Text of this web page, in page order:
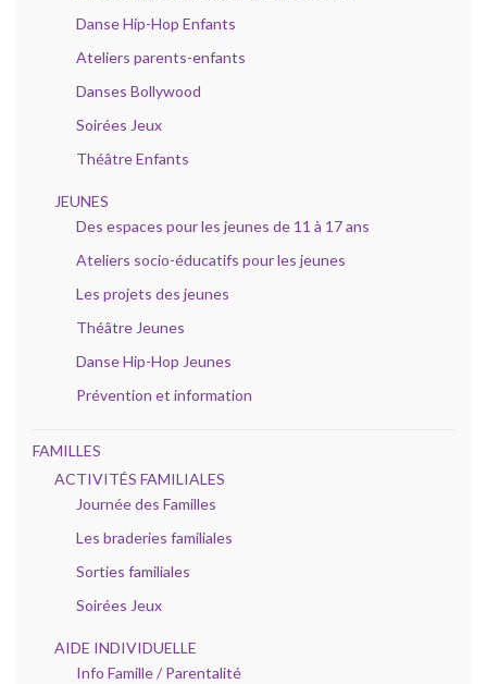
Danse Hip-Hop Enfants
Ateliers parents-enfants
Danses Bollywood
Soirées Jeux
Théâtre Enfants
JEUNES
Des espaces pour les jeunes de 11 à 17 ans
Ateliers socio-éducatifs pour les jeunes
Les projets des jeunes
Théâtre Jeunes
Danse Hip-Hop Jeunes
Prévention et information
FAMILLES
ACTIVITÉS FAMILIALES
Journée des Familles
Les braderies familiales
Sorties familiales
Soirées Jeux
AIDE INDIVIDUELLE
Info Famille / Parentalité